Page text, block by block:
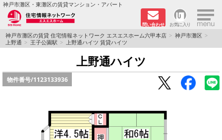
神戸市灘区・東灘区の賃貸マンション・アパート
問い合わせ お気に入り ×
TOPページ
学生さん向け物件
ペット飼育可物件
神戸市灘区の賃貸 住宅情報ネットワーク エスエスホーム六甲本店
神戸市灘区
上野通
王子公園駅 上野通ハイツ 賃貸ハイツ
上野通ハイツ
物件番号/1123133936